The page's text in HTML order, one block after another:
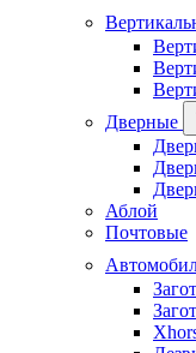
Дверные
Аблой
Почтовые